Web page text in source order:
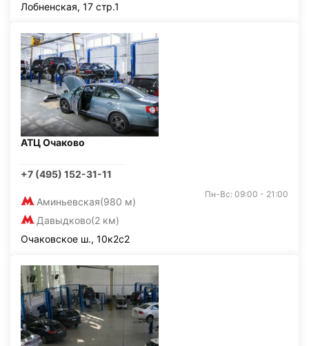
Лобненская, 17 стр.1
АТЦ Очаково
+7 (495) 152-31-11
Аминьевская(980 м)
Давыдково(2 км)
Пн-Вс: 09:00 - 21:00
Очаковское ш., 10к2с2